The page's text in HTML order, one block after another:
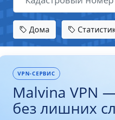
Дома
VPN-СЕРВИС
Malvina VPN
без лишних